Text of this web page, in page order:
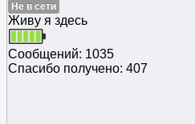
Не в сети
Живу я здесь
Сообщений: 1035
Спасибо получено: 407